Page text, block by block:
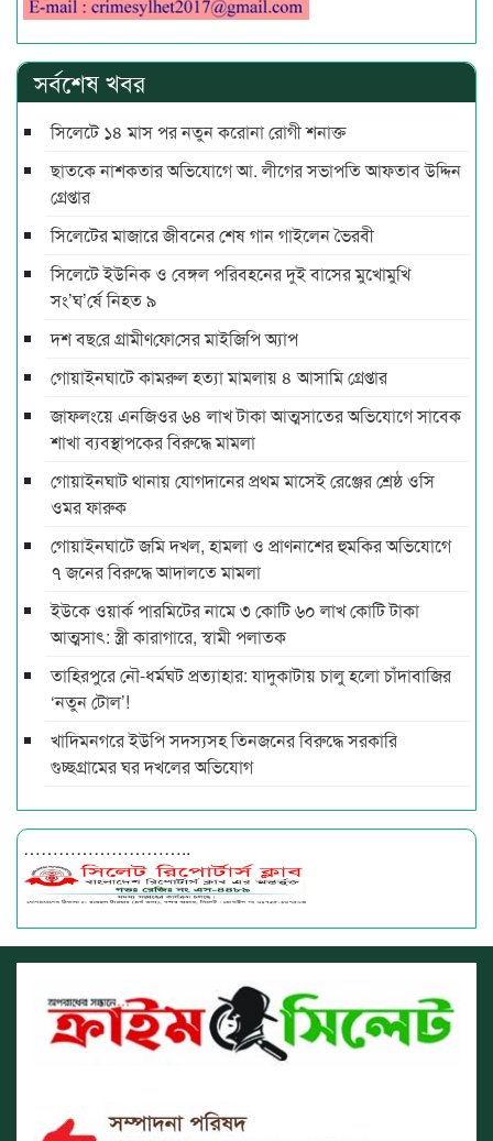
সর্বশেষ খবর
সিলেটে ১৪ মাস পর নতুন করোনা রোগী শনাক্ত
ছাতকে নাশকতার অভিযোগে আ. লীগের সভাপ‌তি আফতাব উদ্দিন
গ্রেপ্তার
সিলেটের মাজারে জীবনের শেষ গান গাইলেন ভৈরবী
সিলেটে ইউনিক ও বেঙ্গল পরিবহনের দুই বাসের মুখোমুখি
সং’ঘ’র্ষে নিহত ৯
দশ বছ‌রে গ্রামীণ‌ফো‌সের মাইজিপি অ্যাপ
গোয়াইনঘাটে কামরুল হত্যা মামলায় ৪ আসামি গ্রেপ্তার
জাফলংয়ে এনজিওর ৬৪ লাখ টাকা আত্মসাতের অভিযোগে সাবেক
শাখা ব্যবস্থাপকের বিরুদ্ধে মামলা
গোয়াইনঘাট থানায় যোগদানের প্রথম মাসেই রেঞ্জের শ্রেষ্ঠ ওসি
ওমর ফারুক
গোয়াইনঘাটে জমি দখল, হামলা ও প্রাণনাশের হুমকির অভিযোগে
৭ জনের বিরুদ্ধে আদালতে মামলা
ইউকে ওয়ার্ক পারমিটের নামে ৩ কোটি ৬০ লাখ কোটি টাকা
আত্মসাৎ: স্ত্রী কারাগারে, স্বামী পলাতক
তাহিরপুরে নৌ-ধর্মঘট প্রত্যাহার: যাদুকাটায় চালু হলো চাঁদাবাজির
‘নতুন টোল’!
খাদিমনগরে ইউপি সদস্যসহ তিনজনের বিরুদ্ধে সরকারি
গুচ্ছগ্রামের ঘর দখলের অভিযোগ
………………………..